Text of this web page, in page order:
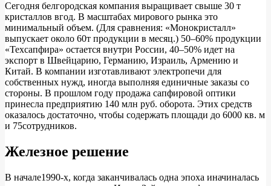
Сегодня белгородская компания выращивает свыше 30 т
кристаллов вгод. В масштабах мирового рынка это
минимальный объем. (Для сравнения: «Монокристалл»
выпускает около 60т продукции в месяц.) 50–60% продукции
«Техсапфира» остается внутри России, 40–50% идет на
экспорт в Швейцарию, Германию, Израиль, Армению и
Китай. В компании изготавливают электропечи для
собственных нужд, иногда выполняя единичные заказы со
стороны. В прошлом году продажа сапфировой оптики
принесла предприятию 140 млн руб. оборота. Этих средств
оказалось достаточно, чтобы содержать площади до 6000 кв. м
и 75сотрудников.
Железное решение
В начале1990-х, когда заканчивалась одна эпоха иначиналась